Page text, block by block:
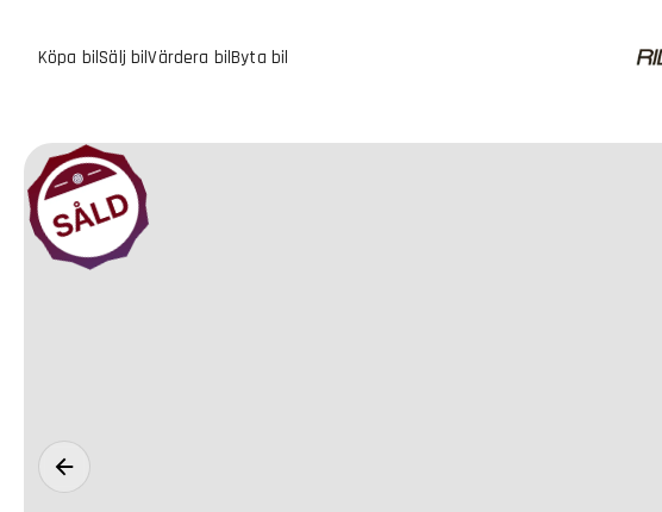
Köpa bilSälj bilVärdera bilByta bil